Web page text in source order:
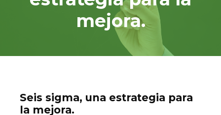
mejora.
Seis sigma, una estrategia para
la mejora.